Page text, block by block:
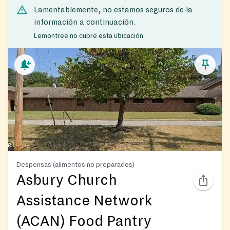
Lamentablemente, no estamos seguros de la
información a continuación.
Lemontree no cubre esta ubicación
Despensas (alimentos no preparados)
Asbury Church
Assistance Network
(ACAN) Food Pantry